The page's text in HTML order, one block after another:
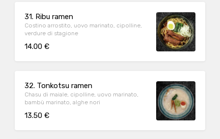
31. Ribu ramen
Costino arrostito, uovo marinato, cipolline,
verdure di stagione
14.00 €
32. Tonkotsu ramen
Chasu di maiale, cipolline, uovo marinato,
bambù marinato, alghe nori
13.50 €